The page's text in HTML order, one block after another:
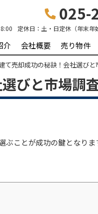
025-
定休日： 土・日定休（年末年
介 会社概要 売り物件
て売却成功の秘訣！会社選び
びと市場調
ことが成功の鍵となり